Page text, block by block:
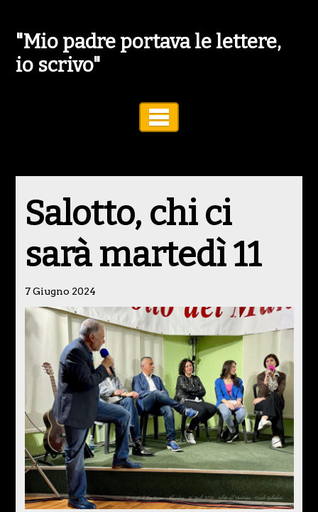
"Mio padre portava le lettere,
io scrivo"
Salotto, chi ci
sarà martedì 11
7 Giugno 2024